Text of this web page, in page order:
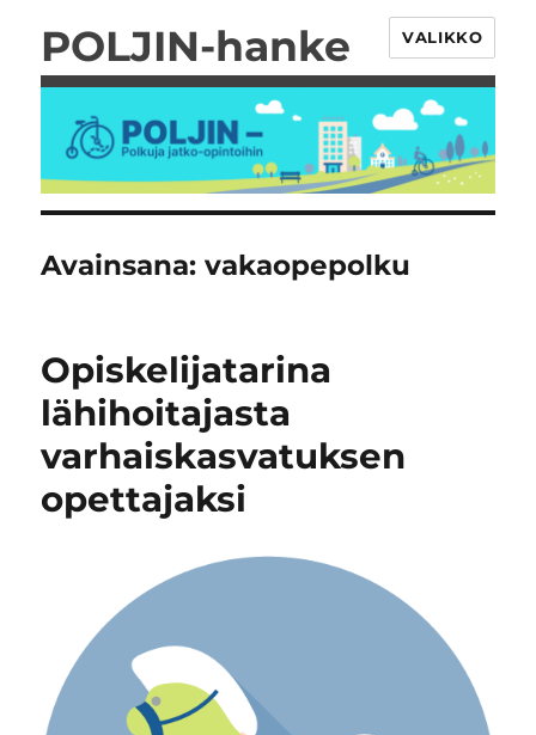
POLJIN-hanke VALIKKO
Avainsana:vakaopepolku
Opiskelijatarina
lähihoitajasta
varhaiskasvatuksen
opettajaksi